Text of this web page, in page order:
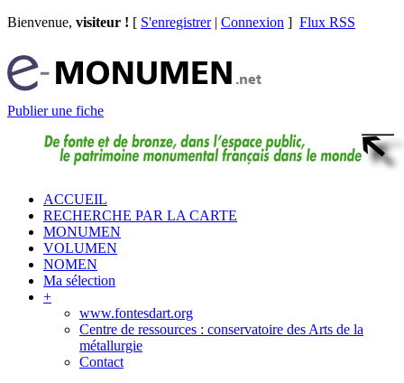
Bienvenue, visiteur ! [ S'enregistrer| Connexion ] Flux RSS
Publier une fiche
ACCUEIL
RECHERCHE PAR LA CARTE
MONUMEN
VOLUMEN
NOMEN
Ma sélection
+
www.fontesdart.org
Centre de ressources : conservatoire des Arts de la
métallurgie
Contact